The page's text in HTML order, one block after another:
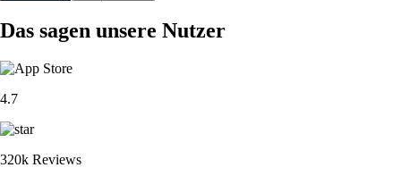
Das sagen unsere Nutzer
4.7
320k Reviews